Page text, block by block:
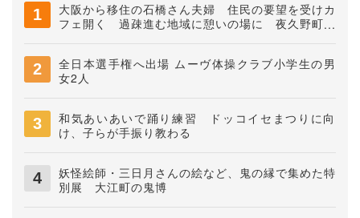
大阪から移住の石橋さん夫婦 住民の要望を受けカ
フェ開く 過疎進む地域に憩いの場に 夜久野町稲
全日本選手権へ出場 ムーヴ体操クラブ小学生の男
女2人
和気あいあいで踊り練習 ドッコイセまつりに向
け、子らが手振り教わる
妖怪絵師・三日月さんの絵など、鬼の縁で集めた特
別展 大江町の鬼博